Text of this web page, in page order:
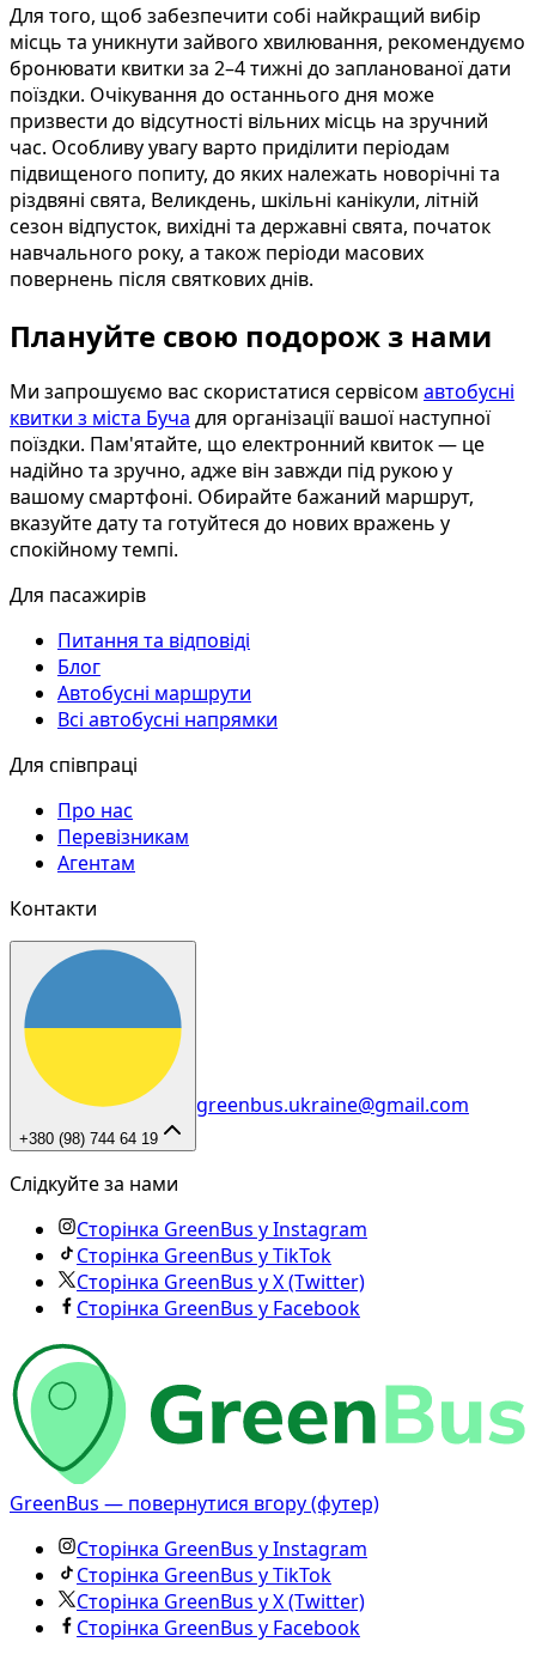
Для того, щоб забезпечити собі найкращий вибір
місць та уникнути зайвого хвилювання, рекомендуємо
бронювати квитки за 2–4 тижні до запланованої дати
поїздки. Очікування до останнього дня може
призвести до відсутності вільних місць на зручний
час. Особливу увагу варто приділити періодам
підвищеного попиту, до яких належать новорічні та
різдвяні свята, Великдень, шкільні канікули, літній
сезон відпусток, вихідні та державні свята, початок
навчального року, а також періоди масових
повернень після святкових днів.
Плануйте свою подорож з нами
Ми запрошуємо вас скористатися сервісом автобусні
квитки з міста Буча для організації вашої наступної
поїздки. Пам'ятайте, що електронний квиток — це
надійно та зручно, адже він завжди під рукою у
вашому смартфоні. Обирайте бажаний маршрут,
вказуйте дату та готуйтеся до нових вражень у
спокійному темпі.
Для пасажирів
Питання та відповіді
Блог
Автобусні маршрути
Всі автобусні напрямки
Для співпраці
Про нас
Перевізникам
Агентам
Контакти
+380 (98) 744 64 19
greenbus.ukraine@gmail.com
Слідкуйте за нами
Сторінка GreenBus у Instagram
Сторінка GreenBus у TikTok
Сторінка GreenBus у X (Twitter)
Сторінка GreenBus у Facebook
GreenBus — повернутися вгору (футер)
Сторінка GreenBus у Instagram
Сторінка GreenBus у TikTok
Сторінка GreenBus у X (Twitter)
Сторінка GreenBus у Facebook